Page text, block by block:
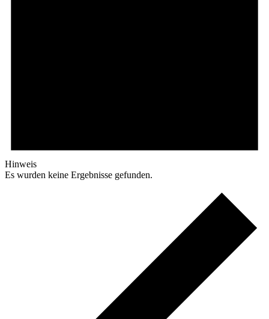
Hinweis
Es wurden keine Ergebnisse gefunden.